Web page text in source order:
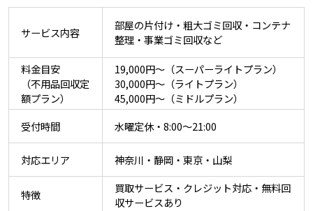
サービス内容
部屋の片付け・粗大ゴミ回収・コンテナ
整理・事業ゴミ回収など
料金目安
（不用品回収定
額プラン）
19,000円～（スーパーライトプラン）
30,000円～（ライトプラン）
45,000円～（ミドルプラン）
受付時間
水曜定休・8:00～21:00
対応エリア 神奈川・静岡・東京・山梨
特徴
買取サービス・クレジット対応・無料回
収サービスあり